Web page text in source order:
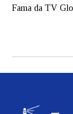
Fama da TV